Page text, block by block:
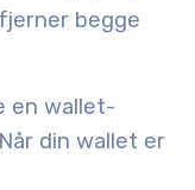
begge
en wallet-
din wallet er